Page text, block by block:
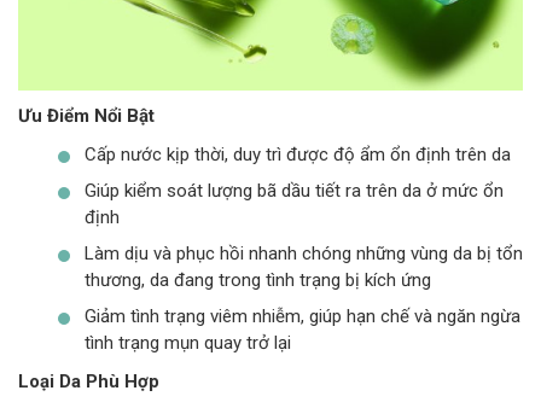
Ưu Điểm Nổi Bật
Cấp nước kịp thời, duy trì được độ ẩm ổn định trên da
Giúp kiểm soát lượng bã dầu tiết ra trên da ở mức ổn
định
Làm dịu và phục hồi nhanh chóng những vùng da bị tổn
thương, da đang trong tình trạng bị kích ứng
Giảm tình trạng viêm nhiễm, giúp hạn chế và ngăn ngừa
tình trạng mụn quay trở lại
Loại Da Phù Hợp